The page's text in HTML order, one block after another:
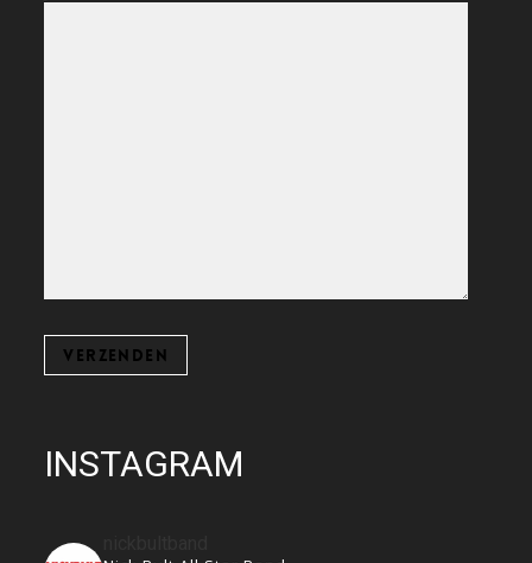
INSTAGRAM